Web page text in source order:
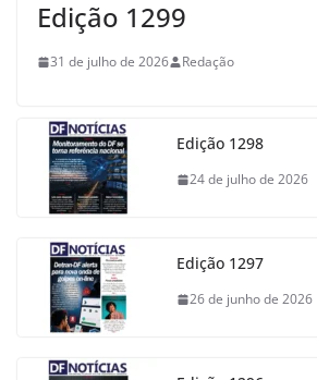
Edição 1299
31 de julho de 2026 Redação
Edição 1298
24 de julho de 2026
Edição 1297
26 de junho de 2026